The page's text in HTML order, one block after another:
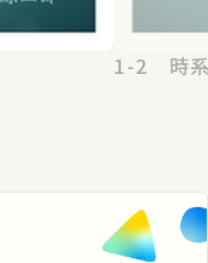
1-2 時系